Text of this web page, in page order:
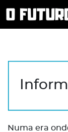
Numa era